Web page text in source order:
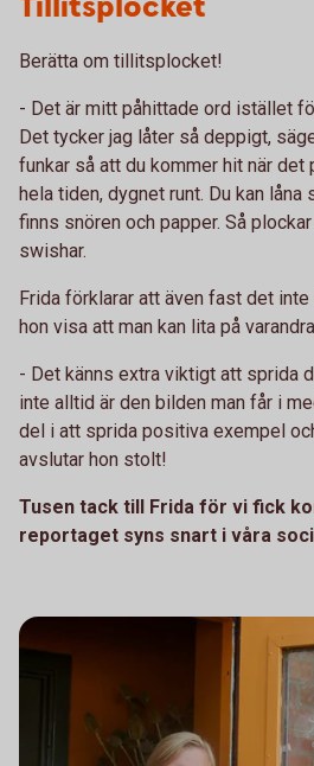
Berätta om tillitsplocket!
- Det är mitt påhittade ord istället
Det tycker jag låter så deppigt,
funkar så att du kommer hit när
hela tiden, dygnet runt. Du kan låna
finns snören och papper. Så
swishar.
Frida förklarar att även fast det
hon visa att man kan lita på
- Det känns extra viktigt att sprida
inte alltid är den bilden man får i
del i att sprida positiva exempel
avslutar hon stolt!
Tusen tack till Frida för vi fick
reportaget syns snart i våra